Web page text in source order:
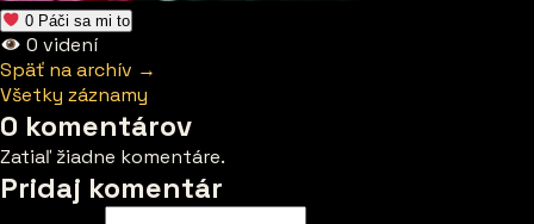
0 Páči sa mi to
0 videní
Späť na archív →
Všetky záznamy
0 komentárov
Zatiaľ žiadne komentáre.
Pridaj komentár